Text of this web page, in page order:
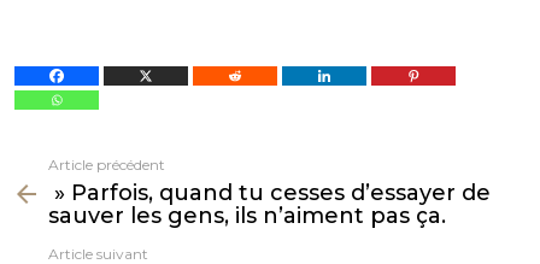
plus
Article précédent
» Parfois, quand tu cesses d’essayer de
sauver les gens, ils n’aiment pas ça.
Article suivant